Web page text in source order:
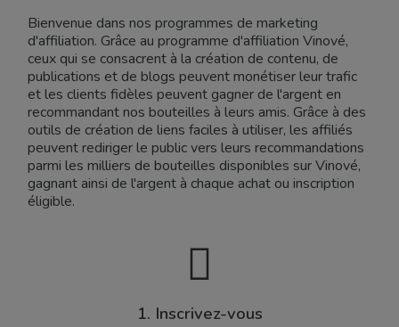
Bienvenue dans nos programmes de marketing
d'affiliation. Grâce au programme d'affiliation Vinové,
ceux qui se consacrent à la création de contenu, de
publications et de blogs peuvent monétiser leur trafic
et les clients fidèles peuvent gagner de l'argent en
recommandant nos bouteilles à leurs amis. Grâce à des
outils de création de liens faciles à utiliser, les affiliés
peuvent rediriger le public vers leurs recommandations
parmi les milliers de bouteilles disponibles sur Vinové,
gagnant ainsi de l'argent à chaque achat ou inscription
éligible.
1. Inscrivez-vous